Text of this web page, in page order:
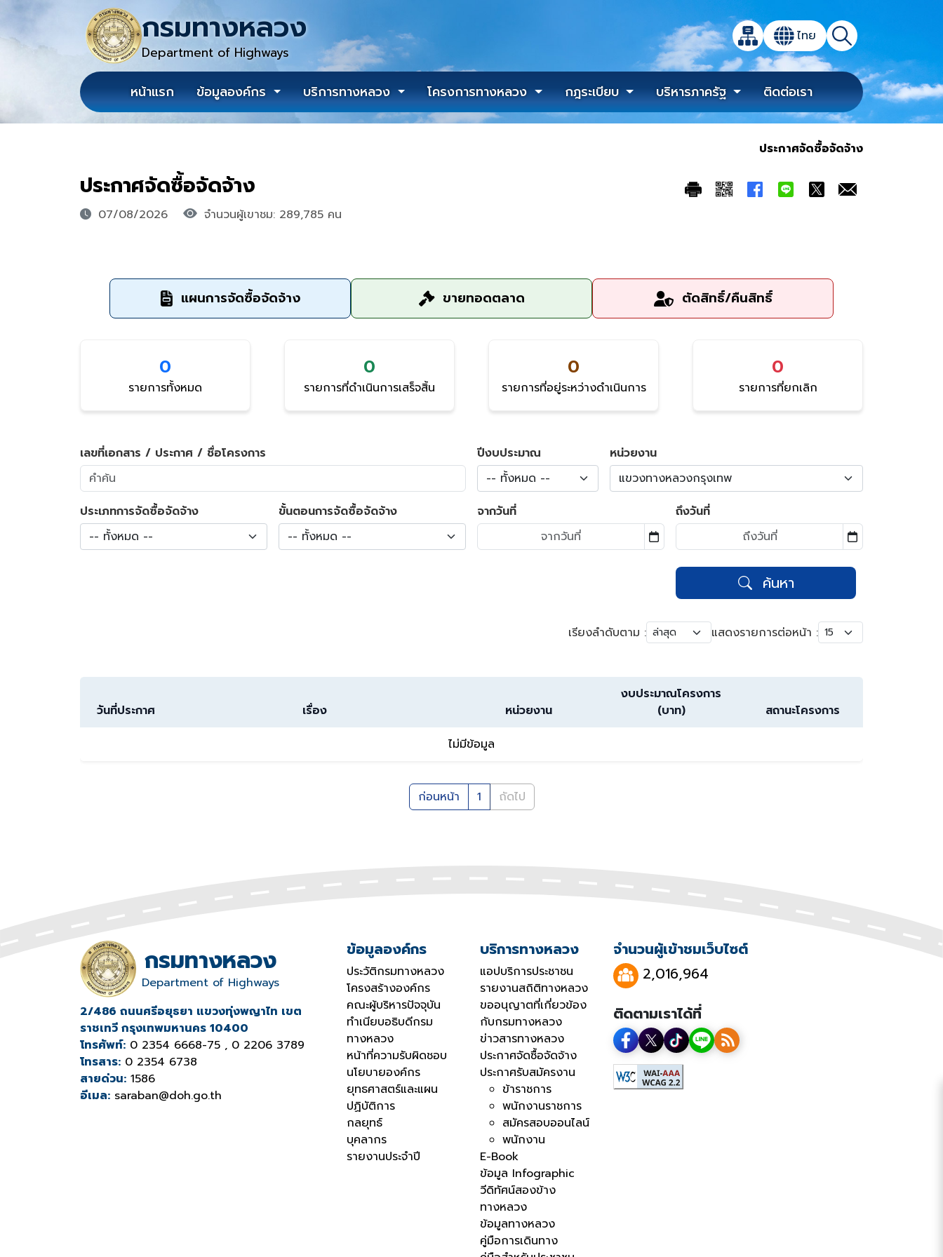
กรมทางหลวง
Department of Highways แผนผังเว็บไซต์
เปลี่ยนภาษา
ไทย ค้นหา
เปิดกล่องค้นหาข้อมูลหลักของเว็บไซต์
หน้าแรก ข้อมูลองค์กร บริการทางหลวง โครงการทางหลวง กฎระเบียบ บริหารภาครัฐ ติดต่อเรา
ประกาศจัดซื้อจัดจ้าง
ประกาศจัดซื้อจัดจ้าง
07/08/2026 จำนวนผู้เขาชม: 289,785 คน
แผนการจัดซื้อจัดจ้าง ขายทอดตลาด ตัดสิทธิ์/คืนสิทธิ์
0
รายการทั้งหมด
0
รายการที่ดำเนินการเสร็จสิ้น
0
รายการที่อยู่ระหว่างดำเนินการ
0
รายการที่ยกเลิก
เลขที่เอกสาร / ประกาศ / ชื่อโครงการ
ปีงบประมาณ
-- ทั้งหมด --
หน่วยงาน
แขวงทางหลวงกรุงเทพ
ประเภทการจัดซื้อจัดจ้าง
-- ทั้งหมด --
ขั้นตอนการจัดซื้อจัดจ้าง
-- ทั้งหมด --
จากวันที่ ถึงวันที่
ค้นหา
เรียงลำดับตาม : แสดงรายการต่อหน้า :
วันที่ประกาศ เรื่อง หน่วยงาน
งบประมาณโครงการ
(บาท)
สถานะโครงการ
ไม่มีข้อมูล
ก่อนหน้า 1 ถัดไป
กรมทางหลวง
Department of Highways
2/486 ถนนศรีอยุธยา แขวงทุ่งพญาไท เขต
ราชเทวี กรุงเทพมหานคร 10400
โทรศัพท์: 0 2354 6668-75 , 0 2206 3789
โทรสาร: 0 2354 6738
สายด่วน: 1586
อีเมล: saraban@doh.go.th
ข้อมูลองค์กร
ประวัติกรมทางหลวง
โครงสร้างองค์กร
คณะผู้บริหารปัจจุบัน
ทำเนียบอธิบดีกรม
ทางหลวง
หน้าที่ความรับผิดชอบ
นโยบายองค์กร
ยุทธศาสตร์และแผน
ปฏิบัติการ
กลยุทธ์
บุคลากร
รายงานประจำปี
บริการทางหลวง
แอปบริการประชาชน
รายงานสถิติทางหลวง
ขออนุญาตที่เกี่ยวข้อง
กับกรมทางหลวง
ข่าวสารทางหลวง
ประกาศจัดซื้อจัดจ้าง
ประกาศรับสมัครงาน
ข้าราชการ
พนักงานราชการ
สมัครสอบออนไลน์
พนักงาน
E-Book
ข้อมูล Infographic
วีดิทัศน์สองข้าง
ทางหลวง
ข้อมูลทางหลวง
คู่มือการเดินทาง
จำนวนผู้เข้าชมเว็บไซต์
2,016,964
ติดตามเราได้ที่